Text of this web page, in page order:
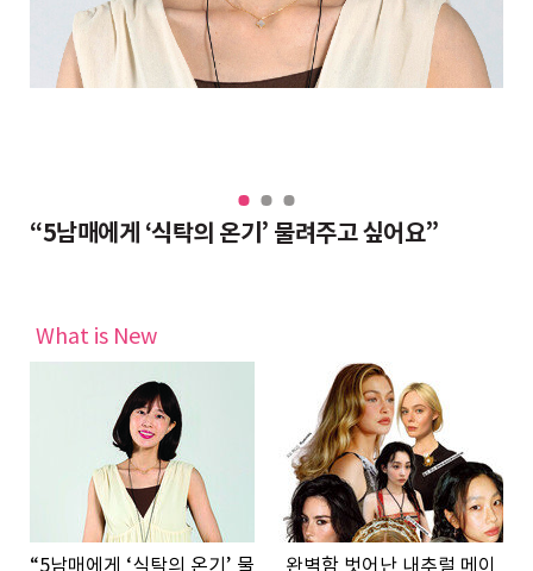
“5남매에게 ‘식탁의 온기’ 물려주고 싶어요”
What is New
“5남매에게 ‘식탁의 온기’ 물
완벽함 벗어난 내추럴 메이